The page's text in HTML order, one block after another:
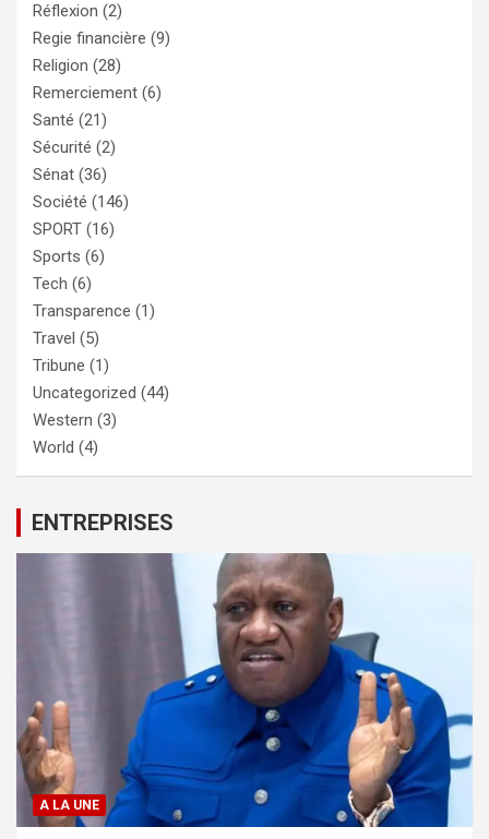
Réflexion (2)
Regie financière (9)
Religion (28)
Remerciement (6)
Santé (21)
Sécurité (2)
Sénat (36)
Société (146)
SPORT (16)
Sports (6)
Tech (6)
Transparence (1)
Travel (5)
Tribune (1)
Uncategorized (44)
Western (3)
World (4)
ENTREPRISES
A LA UNE